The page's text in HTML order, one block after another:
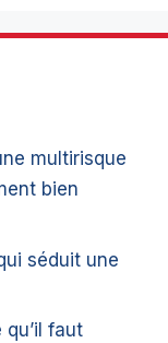
multirisque
bien
séduit une
qu’il faut